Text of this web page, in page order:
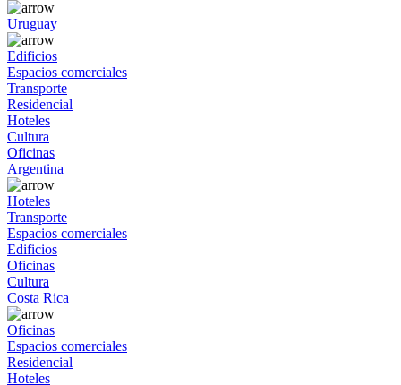
Uruguay
Edificios
Espacios comerciales
Transporte
Residencial
Hoteles
Cultura
Oficinas
Argentina
Hoteles
Transporte
Espacios comerciales
Edificios
Oficinas
Cultura
Costa Rica
Oficinas
Espacios comerciales
Residencial
Hoteles